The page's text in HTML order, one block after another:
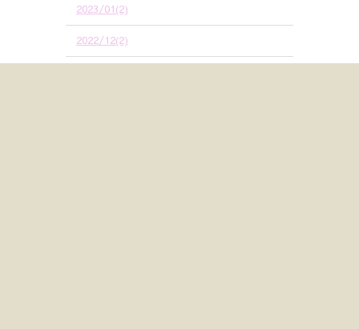
2023/01(2)
2022/12(2)